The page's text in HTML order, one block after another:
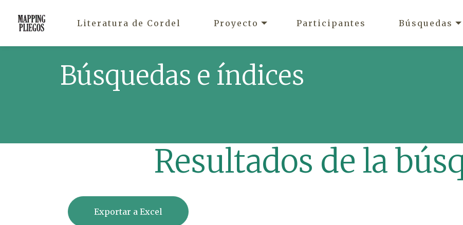
Literatura de Cordel Proyecto Participantes Búsquedas
Búsquedas e índices
Resultados de la
Exportar a Excel